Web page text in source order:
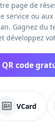
page de
service ou
Gagnez du
développez
QR code
VCard